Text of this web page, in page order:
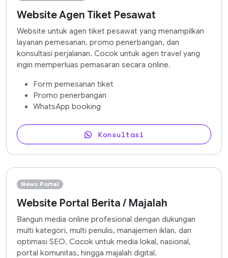
Website Agen Tiket Pesawat
Website untuk agen tiket pesawat yang menampilkan
layanan pemesanan, promo penerbangan, dan
konsultasi perjalanan. Cocok untuk agen travel yang
ingin memperluas pemasaran secara online.
Form pemesanan tiket
Promo penerbangan
WhatsApp booking
Konsultasi
News Portal
Website Portal Berita / Majalah
Bangun media online profesional dengan dukungan
multi kategori, multi penulis, manajemen iklan, dan
optimasi SEO. Cocok untuk media lokal, nasional,
portal komunitas, hingga majalah digital.